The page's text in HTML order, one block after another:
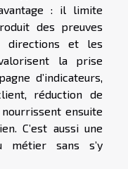
: il limite
des preuves
directions et les
la prise
d’indicateurs,
réduction de
ensuite
C’est aussi une
métier sans s’y